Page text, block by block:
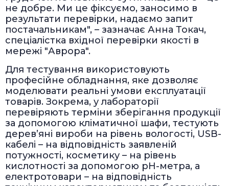
не добре. Ми це фіксуємо, заносимо в
результати перевірки, надаємо запит
постачальникам", – зазначає Анна Токач,
спеціалістка вхідної перевірки якості в
мережі "Аврора".
Для тестування використовують
професійне обладнання, яке дозволяє
моделювати реальні умови експлуатації
товарів. Зокрема, у лабораторії
перевіряють терміни зберігання продукції
за допомогою кліматичної шафи, тестують
дерев’яні вироби на рівень вологості, USB-
кабелі – на відповідність заявленій
потужності, косметику – на рівень
кислотності за допомогою pH-метра, а
електротовари – на відповідність